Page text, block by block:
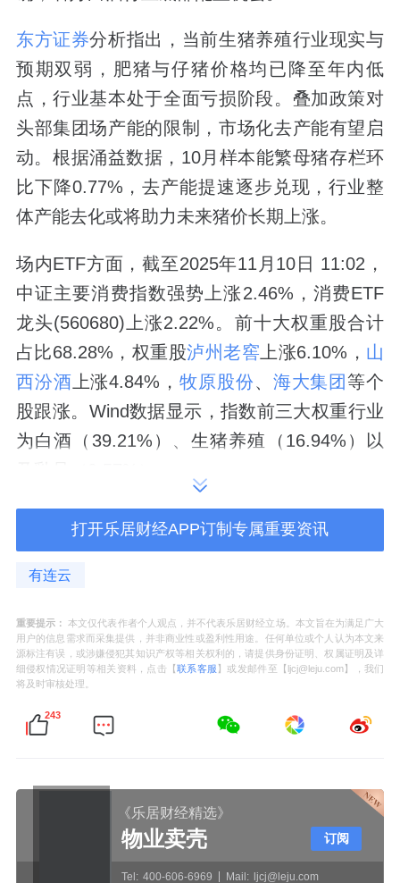
东方证券分析指出，当前生猪养殖行业现实与
预期双弱，肥猪与仔猪价格均已降至年内低
点，行业基本处于全面亏损阶段。叠加政策对
头部集团场产能的限制，市场化去产能有望启
动。根据涌益数据，10月样本能繁母猪存栏环
比下降0.77%，去产能提速逐步兑现，行业整
体产能去化或将助力未来猪价长期上涨。
场内ETF方面，截至2025年11月10日 11:02，
中证主要消费指数强势上涨2.46%，消费ETF
龙头(560680)上涨2.22%。前十大权重股合计
占比68.28%，权重股泸州老窖 上涨6.10%， 山
西汾酒 上涨4.84%，牧原股份、 海大集团等个
股跟涨。Wind数据显示，指数前三大权重行业
为白酒（39.21%）、生猪养殖（16.94%）以
从估值层面来看，消费ETF龙头跟踪的中证主
要消费指数最新市盈率（PE-TTM）仅19.95
倍，处于近3年15.82%的分位，即估值低于近3
规模方面，消费ETF龙头近1周规模增长543.94
万元，新增规模位居可比基金第一。资金流入
方面，拉长时间看，消费ETF龙头近5个交易日
内有3日资金净流入，合计“吸金”1081.87万
消费ETF龙头(560680)：紧密跟踪中证主要消
费指数。从中证800指数样本股中选取主要消
费行业的股票组成，反映沪深两市主要消费行
打开乐居财经APP订制专属重要资讯
有连云
重要提示： 本文仅代表作者个人观点，并不代表乐居财经立场。本文旨在为满足广大
用户的信息需求而采集提供，并非商业性或盈利性用途。任何单位或个人认为本文来
源标注有误，或涉嫌侵犯其知识产权等相关权利的，请提供身份证明、权属证明及详
细侵权情况证明等相关资料，点击【联系客服 】或发邮件至【ljcj@leju.com】，我们
将及时审核处理。
243
《乐居财经精选》
物业卖壳
Tel: 400-606-6969 Mail: ljcj@leju.com
订阅